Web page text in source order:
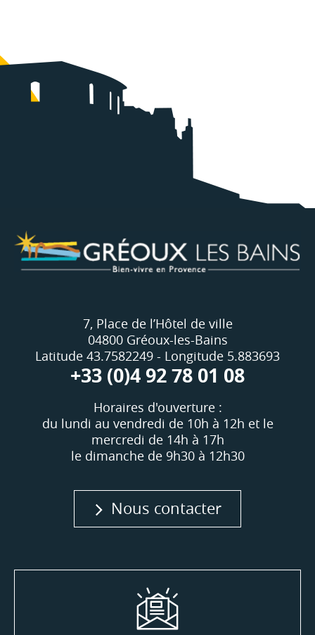
7, Place de l’Hôtel de ville
04800 Gréoux-les-Bains
Latitude 43.7582249 - Longitude 5.883693
+33 (0)4 92 78 01 08
Horaires d'ouverture :
du lundi au vendredi de 10h à 12h et le
mercredi de 14h à 17h
le dimanche de 9h30 à 12h30
Nous contacter